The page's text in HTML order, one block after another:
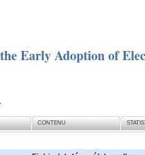
Early Adoption of
CONTENU